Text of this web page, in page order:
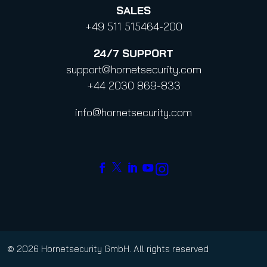
SALES
+49 511 515464-200
24/7 SUPPORT
support@hornetsecurity.com
+44 2030 869-833
info@hornetsecurity.com
© 2026 Hornetsecurity GmbH. All rights reserved